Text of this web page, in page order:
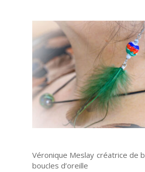
Véronique Meslay créatrice de
boucles d’oreille